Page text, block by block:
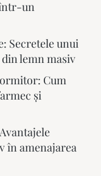
un
Secretele unui
lemn masiv
Cum
și
în amenajarea